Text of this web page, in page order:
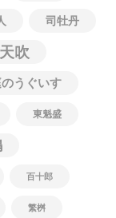
司牡丹
天吹
のうぐいす
東魁盛
百十郎
繁桝